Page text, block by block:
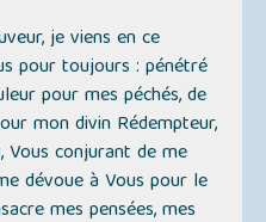
je viens en ce
pour toujours : pénétré
pour mes péchés, de
mon divin Rédempteur,
conjurant de me
dévoue à Vous pour le
mes pensées, mes